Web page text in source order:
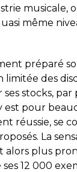
musicale,
même
préparé
des
ses stocks,
est pour
réussie, se
La
alors plus
ses 12 000